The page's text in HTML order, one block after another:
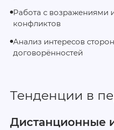
Работа с возражениями
конфликтов
Анализ интересов
договорённостей
Тенденции в
Дистанционные